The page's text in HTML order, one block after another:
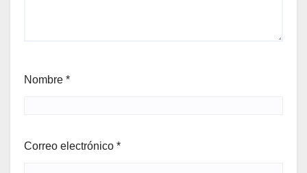
Nombre *
Correo electrónico *